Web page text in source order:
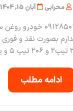
محرابی آبان 15, 1404
خریدار خودرو
بصورت نقد و فوری
ادامه مطلب